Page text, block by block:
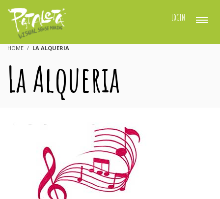
LOGIN
HOME LA ALQUERIA
La Alqueria